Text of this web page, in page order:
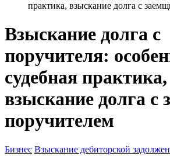
практика, взыскание долга с
Взыскание долга с
поручителя:
судебная практика,
взыскание долга с
поручителем
Бизнес Взыскание дебиторской